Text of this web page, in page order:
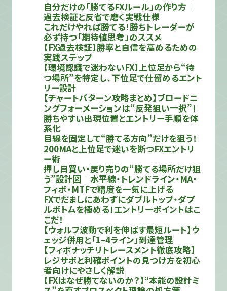
自分だけの「勝てるFXルール」の作り方｜
過去検証と反省で磨く実戦仕様
これだけやれば勝てる！勝ちトレーダーが
必ず持つ「期待値思考」のススメ
【FX過去検証】勝率と自信を高めるための
実践ステップ
【環境認識で迷わないFX】上位足から“待
つ場所”を特定し、下位足で仕留めるエント
リー設計
【チャートパターン攻略まとめ】ブロードニ
ングフォーメーションは“反発狙い一択”！
勝ちやすい出現位置とエントリー手順を体
系化
目線を固定して“勝てる方向”だけを狙う！
200MAと上位足で迷いを断つFXエントリ
ー術
押し目買い・戻り売りの“勝てる場所だけ狙
う”設計図｜水平線・トレンドライン・MA・
フィボ・MTFで精度を一気に上げる
FXでだましにあわずにダブルトップ・ダブ
ルボトムを極める！エントリーポイントはこ
こだ！
【ウォルフ波動で利を伸ばす最短ルート】ウ
ェッジ併用と「1–4ライン」到達管理
【フィボナッチリトレースメント徹底攻略】
レジサポと利確ポイントの見つけ方を初心
者向けにやさしく解説
【FXはなぜ勝てないのか？】“本能の設計ミ